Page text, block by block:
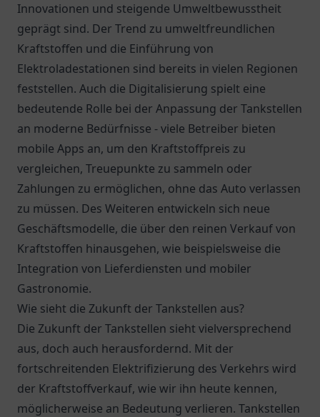
Innovationen und steigende Umweltbewusstheit
geprägt sind. Der Trend zu umweltfreundlichen
Kraftstoffen und die Einführung von
Elektroladestationen sind bereits in vielen Regionen
feststellen. Auch die Digitalisierung spielt eine
bedeutende Rolle bei der Anpassung der Tankstellen
an moderne Bedürfnisse - viele Betreiber bieten
mobile Apps an, um den Kraftstoffpreis zu
vergleichen, Treuepunkte zu sammeln oder
Zahlungen zu ermöglichen, ohne das Auto verlassen
zu müssen. Des Weiteren entwickeln sich neue
Geschäftsmodelle, die über den reinen Verkauf von
Kraftstoffen hinausgehen, wie beispielsweise die
Integration von Lieferdiensten und mobiler
Gastronomie.
Wie sieht die Zukunft der Tankstellen aus?
Die Zukunft der Tankstellen sieht vielversprechend
aus, doch auch herausfordernd. Mit der
fortschreitenden Elektrifizierung des Verkehrs wird
der Kraftstoffverkauf, wie wir ihn heute kennen,
möglicherweise an Bedeutung verlieren. Tankstellen